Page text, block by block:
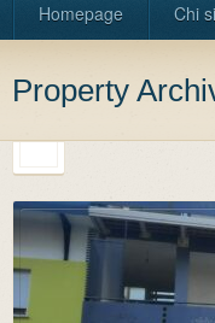
Homepage Chi
Property